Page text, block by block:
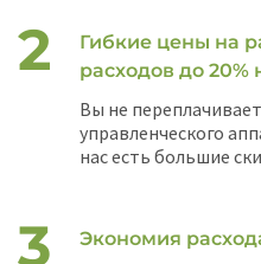
Гибкие цены на
расходов до 20%
Вы не
управленческого
нас есть большие
Экономия